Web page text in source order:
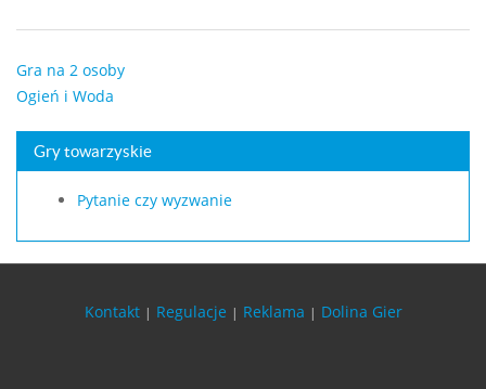
Gra na 2 osoby
Ogień i Woda
Gry towarzyskie
Pytanie czy wyzwanie
Kontakt | Regulacje | Reklama | Dolina Gier